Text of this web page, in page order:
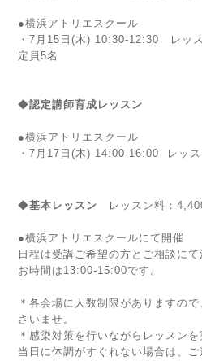
●横浜アトリエスクール
・7月15日(木) 10:30-12:30
レッ
定員5名
◆認定講師育成 レッスン
●横浜アトリエスクール
・7月17日(木) 14:00-16:00 レッス
◆基本レッスン レッスン料：
●横浜アトリエスクールにて開催
日程は受講ご希望の方とご相談にて
お時間は13:00-15:00です。
＊各会場に人数制限がありますの
さいませ。
＊感染対策を行いながらレッスン
当日に体調がすぐれない場合は、